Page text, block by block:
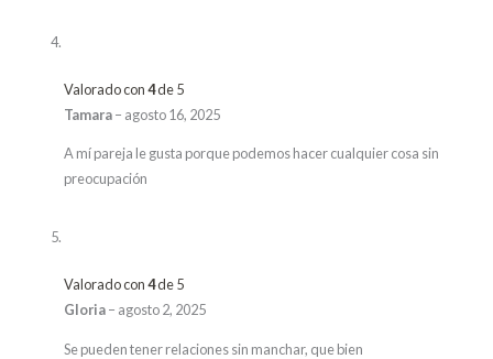
Valorado con4de 5
Tamara– agosto 16, 2025
A mí pareja le gusta porque podemos hacer cualquier cosa sin
preocupación
Valorado con4de 5
Gloria– agosto 2, 2025
Se pueden tener relaciones sin manchar, que bien